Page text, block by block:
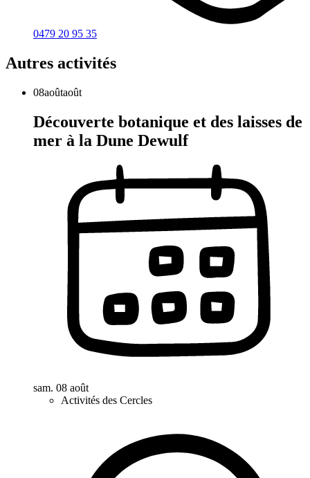
0479 20 95 35
Autres activités
08aoûtaoût
Découverte botanique et des laisses de
mer à la Dune Dewulf
sam. 08 août
Activités des Cercles